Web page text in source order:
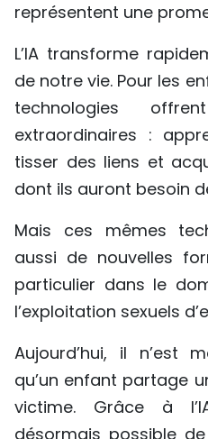
représentent une
L’IA transforme
de notre vie. Pour les
technologies
extraordinaires :
tisser des liens et
dont ils auront besoin
Mais ces mêmes
aussi de nouvelles
particulier dans le
l’exploitation sexuels
Aujourd’hui, il n’est
qu’un enfant partage
victime. Grâce à
désormais possible